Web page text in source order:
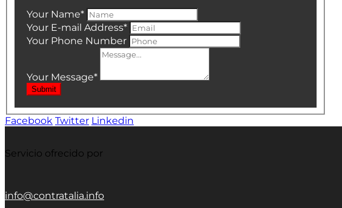
Your Name*
Your E-mail Address*
Your Phone Number
Your Message*
Submit
Facebook Twitter Linkedin
Servicio ofrecido por
info@contratalia.info